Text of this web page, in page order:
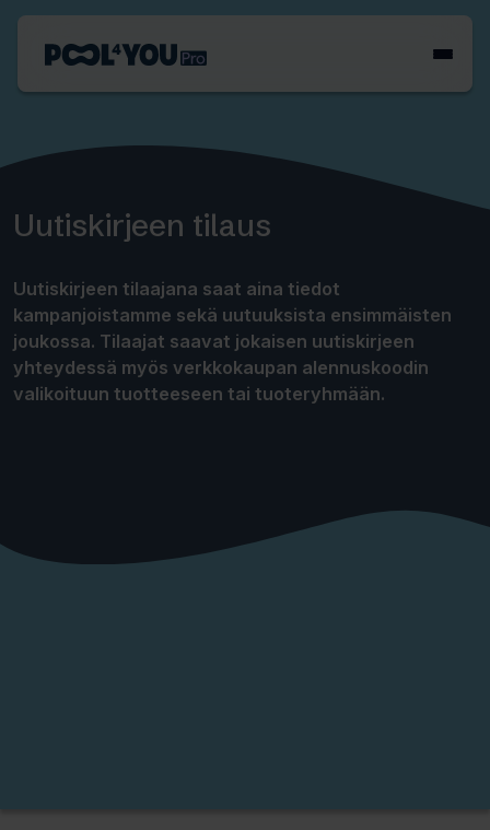
Etusivu
Uutiskirjeen tilaus
Uutiskirjeen tilaajana saat aina tiedot
kampanjoistamme sekä uutuuksista ensimmäisten
joukossa. Tilaajat saavat jokaisen uutiskirjeen
yhteydessä myös verkkokaupan alennuskoodin
valikoituun tuotteeseen tai tuoteryhmään.